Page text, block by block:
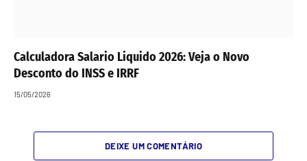
Calculadora Salario Liquido 2026: Veja o Novo
Desconto do INSS e IRRF
15/05/2026
DEIXE UM COMENTÁRIO